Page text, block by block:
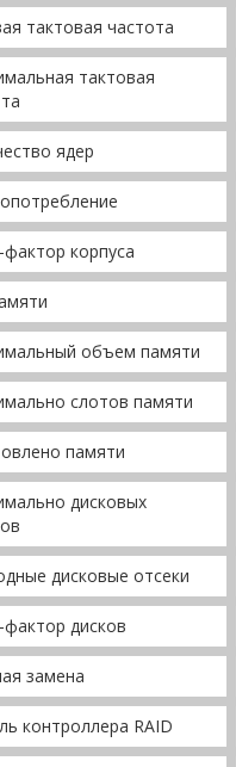
тактовая частота
тактовая
ядер
корпуса
объем памяти
слотов памяти
памяти
дисковых
дисковые отсеки
дисков
замена
контроллера RAID